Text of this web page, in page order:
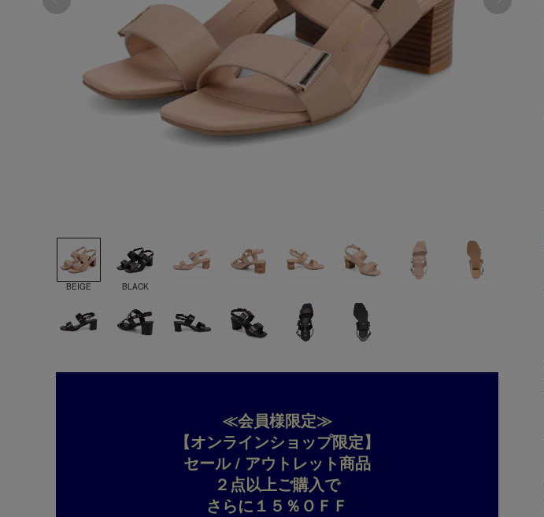
BEIGE BLACK
≪会員様限定≫
【オンラインショップ限定】
セール / アウトレット商品
２点以上ご購入で
さらに１５％ＯＦＦ